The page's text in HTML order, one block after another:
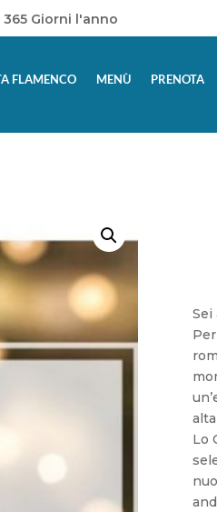
Giorni l'anno
FLAMENCO MENÙ PRENOTA
Sei
Lo